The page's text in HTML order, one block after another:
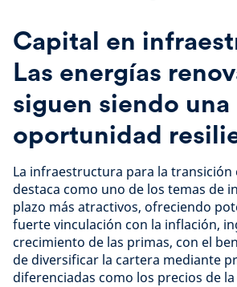
Capital en
Las energías
siguen siendo una
oportunidad
La infraestructura para la transición
destaca como uno de los temas de
plazo más atractivos, ofreciendo
fuerte vinculación con la inflación,
crecimiento de las primas, con el
de diversificar la cartera mediante
diferenciadas como los precios de